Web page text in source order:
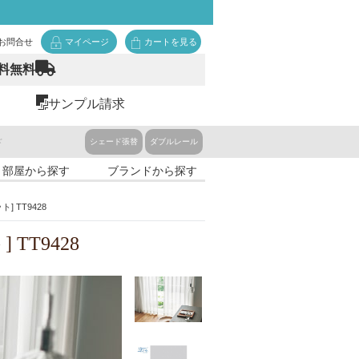
問合せ マイページ カートを見る
無料
サンプル請求
シェード張替 ダブルレール
屋から探す ブランドから探す
ト] TT9428
TT9428